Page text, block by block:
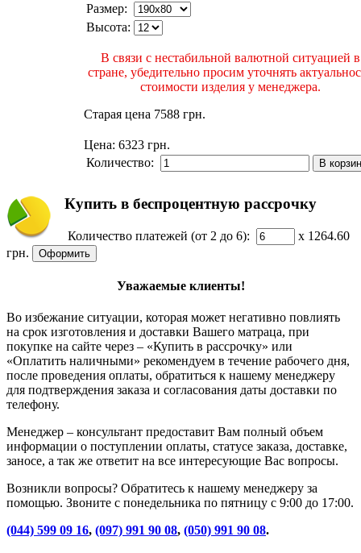
Размер:
Высота:
В связи с нестабильной валютной ситуацией в
стране, убедительно просим уточнять
стоимости изделия у менеджера.
Старая цена 7588 грн.
Цена: 6323 грн.
Количество:
Купить в беспроцентную рассрочку
Количество платежей (от 2 до 6):
x 1264.60
грн.
Уважаемые клиенты!
Во избежание ситуации, которая может негативно повлиять
на срок изготовления и доставки Вашего матраца, при
покупке на сайте через – «Купить в рассрочку» или
«Оплатить наличными» рекомендуем в течение рабочего дня,
после проведения оплаты, обратиться к нашему менеджеру
для подтверждения заказа и согласования даты доставки по
телефону.
Менеджер – консультант предоставит Вам полный объем
информации о поступлении оплаты, статусе заказа, доставке,
заносе, а так же ответит на все интересующие Вас вопросы.
Возникли вопросы? Обратитесь к нашему менеджеру за
помощью. Звоните с понедельника по пятницу с 9:00 до 17:00.
(044) 599 09 16, (097) 991 90 08, (050) 991 90 08.